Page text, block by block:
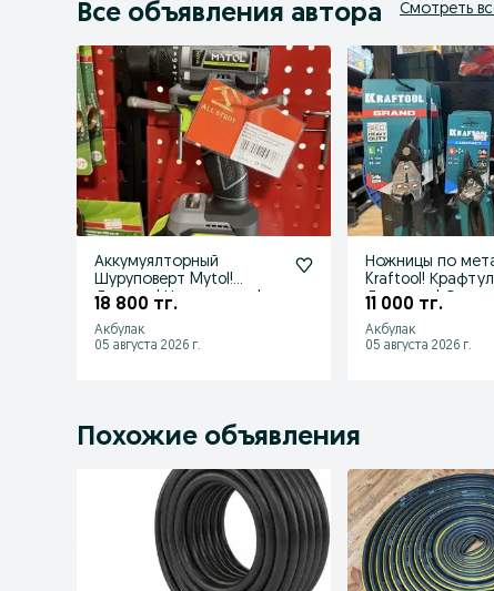
Все объявления автора Смотреть
Аккумуялторный
Шуруповерт Mytol!
Досавка! Низкие цены!
18 800 тг.
Акбулак
05 августа 2026 г.
Ножницы по
Kraftool!
Доставка!
11 000 тг.
Акбулак
05 августа 2026 г.
Похожие объявления